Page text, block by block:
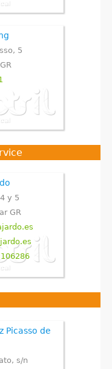
5
GR
y 5
GR
Picasso de
s/n